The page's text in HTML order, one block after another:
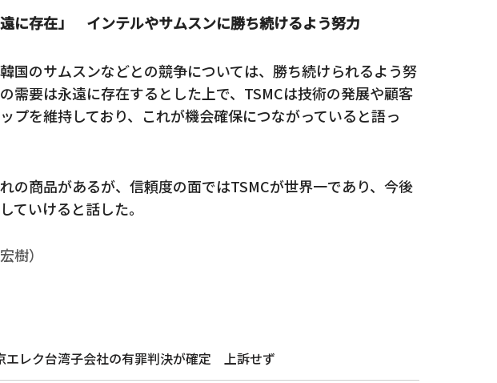
存在」 インテルやサムスンに勝ち続けるよう努力
国のサムスンなどとの競争については、勝ち続けられるよう努
需要は永遠に存在するとした上で、TSMCは技術の発展や顧客
プを維持しており、これが機会確保につながっていると語っ
の商品があるが、信頼度の面ではTSMCが世界一であり、今後
ていけると話した。
樹）
レク台湾子会社の有罪判決が確定 上訴せず